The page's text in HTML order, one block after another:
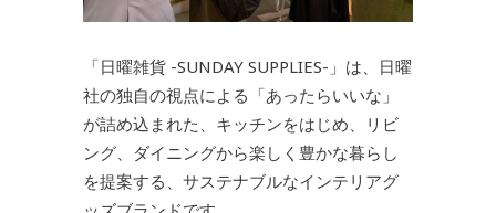
「日曜雑貨 -SUNDAY SUPPLIES-」は、日曜
社の独自の視点による「あったらいいな」
が詰め込まれた、キッチンをはじめ、リビ
ング、ダイニングから楽しく豊かな暮らし
を提案する、サステナブルなインテリアグ